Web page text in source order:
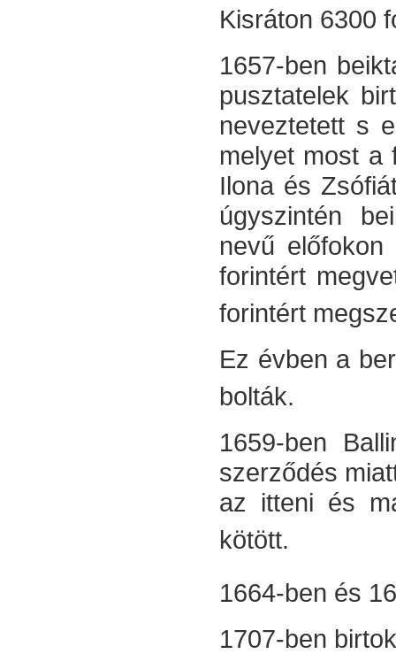
Kisráton 6300
1657-ben
pusztatelek
ne­veztetett s
melyet most a
Ilona és
úgyszintén
nevű
forintért
forintért
Ez évben a
bolták.
1659-ben
szerződés
az itteni és
kötött.
1664-ben és
1707-ben